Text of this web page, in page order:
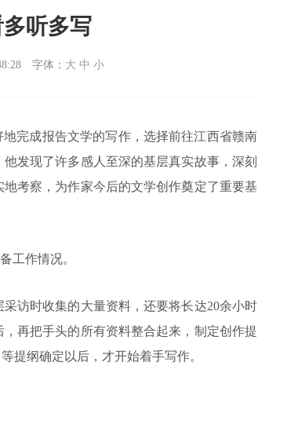
听多写
字体： 大 中 小
完成报告文学的写作，选择前往江西省赣南
发现了许多感人至深的基层真实故事，深刻
考察，为作家今后的文学创作奠定了重要基
工作情况。
访时收集的大量资料，还要将长达20余小时
再把手头的所有资料整合起来，制定创作提
提纲确定以后，才开始着手写作。